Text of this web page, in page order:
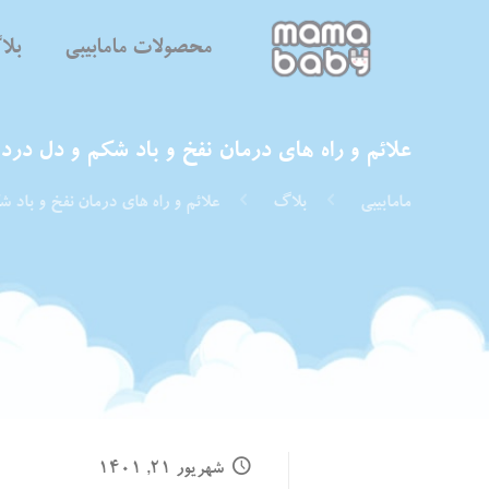
محصولات مامابیبی
علائم و راه ‌های درمان نفخ و باد شکم و دل درد
مامابیبی بلاگ علائم و راه ‌های درمان نفخ و باد
شهریور ۲۱, ۱۴۰۱